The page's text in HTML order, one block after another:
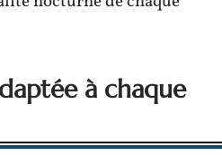
à chaque